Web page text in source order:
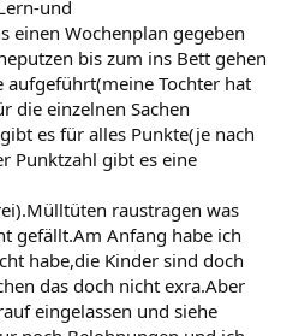
und
einen Wochenplan gegeben
bis zum ins Bett gehen
Tochter hat
die einzelnen Sachen
es für alles Punkte(je nach
Punktzahl gibt es eine
raustragen was
gefällt.Am Anfang habe ich
habe,die Kinder sind doch
das doch nicht exra.Aber
eingelassen und siehe